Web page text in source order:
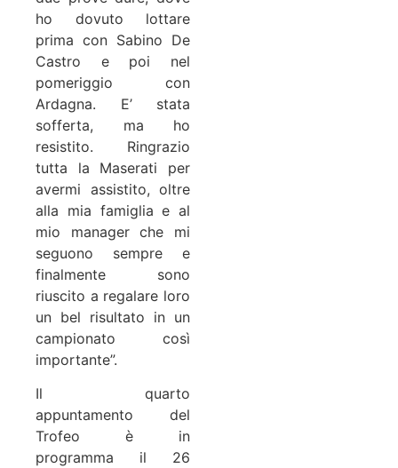
ho dovuto lottare
prima con Sabino De
Castro e poi nel
pomeriggio con
Ardagna. E’ stata
sofferta, ma ho
resistito. Ringrazio
tutta la Maserati per
avermi assistito, oltre
alla mia famiglia e al
mio manager che mi
seguono sempre e
finalmente sono
riuscito a regalare loro
un bel risultato in un
campionato così
importante”.
Il quarto
appuntamento del
Trofeo è in
programma il 26